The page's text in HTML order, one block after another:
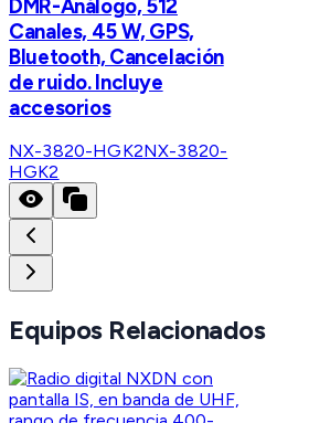
DMR-Análogo, 512
Canales, 45 W, GPS,
Bluetooth, Cancelación
de ruido. Incluye
accesorios
NX-3820-HGK2NX-3820-
HGK2
Equipos Relacionados